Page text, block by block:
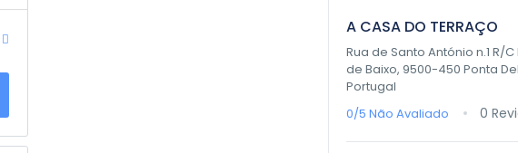
A CASA DO TERRAÇO
Rua de Santo António n.1 R/C
de Baixo, 9500-450 Ponta
Portugal
0/5 Não Avaliado 0